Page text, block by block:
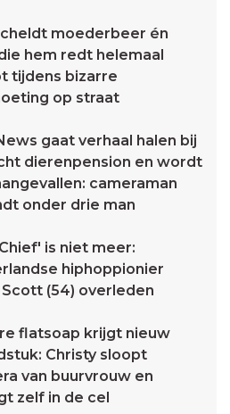
moederbeer én
hem redt helemaal
tijdens bizarre
op straat
gaat verhaal halen bij
dierenpension en wordt
cameraman
onder drie man
is niet meer:
hiphoppionier
Scott (54) overleden
flatsoap krijgt nieuw
Christy sloopt
van buurvrouw en
zelf in de cel